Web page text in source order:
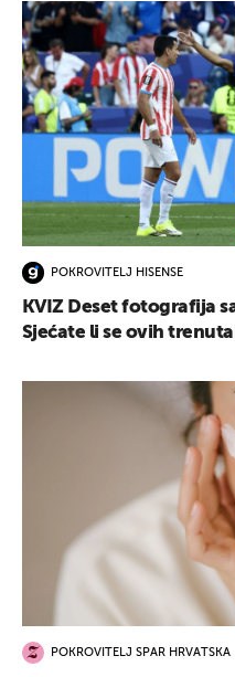
POKROVITELJ HISENSE
KVIZ Deset fotografija
Sjećate li se ovih
POKROVITELJ SPAR HRVATSKA